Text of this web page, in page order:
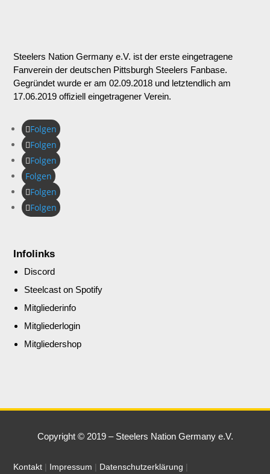
Steelers Nation Germany e.V. ist der erste eingetragene
Fanverein der deutschen Pittsburgh Steelers Fanbase.
Gegründet wurde er am 02.09.2018 und letztendlich am
17.06.2019 offiziell eingetragener Verein.
Folgen
Folgen
Folgen
Folgen
Folgen
Folgen
Infolinks
Discord
Steelcast on Spotify
Mitgliederinfo
Mitgliederlogin
Mitgliedershop
Copyright © 2019 – Steelers Nation Germany e.V.
Kontakt | Impressum | Datenschutzerklärung |